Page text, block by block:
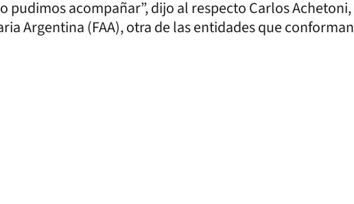
pudimos acompañar”, dijo al respecto Carlos Achetoni,
Argentina (FAA), otra de las entidades que conforman